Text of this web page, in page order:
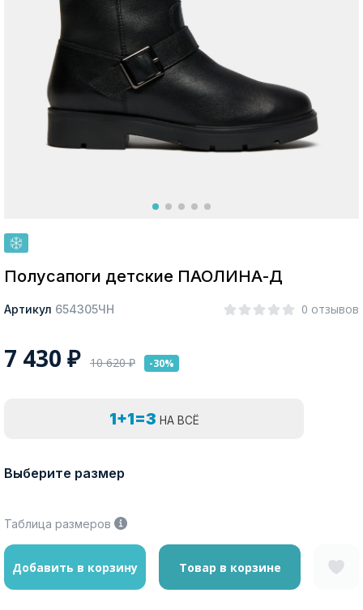
Москва
Да, все верно Изменить город
Покупателям
Полусапоги детские ПАОЛИНА-Д
Артикул 654305ЧН 0 отзывов
7 430 ₽ 10 620₽ -30%
1+1=3 НА ВСЁ
Выберите размер
Таблица размеров
Добавить в корзину Товар в корзине